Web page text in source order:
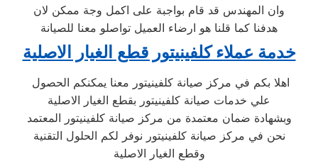
وان المهندس قد قام بواجبة على اكمل وجة ممكن لان
هدفنا كما قلنا هو ارضاء العميل تواصلو معنا للصيانة
خدمة عملاء كلفينيتور قطع الغيار الاصلية
علي خدمات صيانة كلفينيتور بقطع الغيار الاصلية
وبشهادة ضمان معتمدة من مركز صيانة كلفينيتور المعتمد
نحن في مركز صيانة كلفينيتور نوفر لكم الحلول التقنية
وقطع الغيار الاصلية